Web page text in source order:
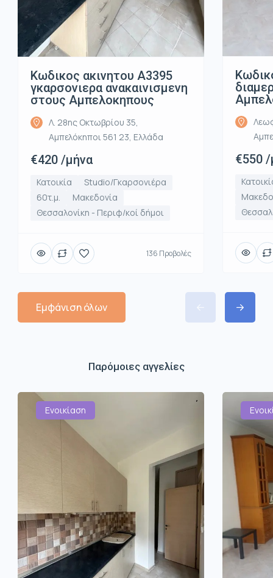
Κωδικος ακινητου Α3395
γκαρσονιερα ανακαινισμενη
στους Αμπελοκηπους
Λ. 28ης Οκτωβρίου 35,
Αμπελόκηποι 561 23, Ελλάδα
€420 /μήνα
Κατοικία
Studio/Γκαρσονιέρα
60τ.μ.
Μακεδονία
Θεσσαλονίκη - Περιφ/κοί δήμοι
136 Προβολές
€550
Εμφάνιση όλων
Παρόμοιες αγγελίες
Ενοικίαση